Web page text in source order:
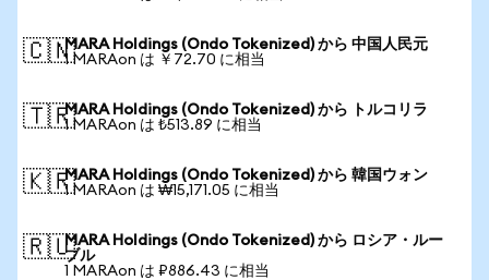
🇨🇳MARA Holdings (Ondo Tokenized) から 中国人民元
1 MARAon は ￥72.70 に相当
🇹🇷MARA Holdings (Ondo Tokenized) から トルコリラ
1 MARAon は ₺513.89 に相当
🇰🇷MARA Holdings (Ondo Tokenized) から 韓国ウォン
1 MARAon は ₩15,171.05 に相当
🇷🇺MARA Holdings (Ondo Tokenized) から ロシア・ルー
ブル
1 MARAon は ₽886.43 に相当